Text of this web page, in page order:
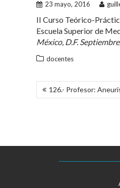
23 mayo, 2016
II Curso Teórico-
Escuela Superior de
México, D.F.
docentes
NAVEGACIÓN
DE
126.- Profesor: